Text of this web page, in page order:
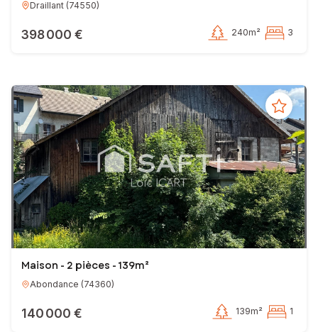
Draillant (74550)
398 000 € 240m² 3
Maison - 2 pièces - 139m²
Abondance (74360)
140 000 € 139m² 1